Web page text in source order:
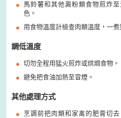
馬鈴薯和其他澱粉類食物煎炸
色。
用食物溫度計檢查肉類溫度，一煮
調低溫度
切勿全程用猛火煎炸或烘焗食物。
避免把食油加熱至冒煙。
其他處理方式
烹調前把肉類和家禽的肥膏切